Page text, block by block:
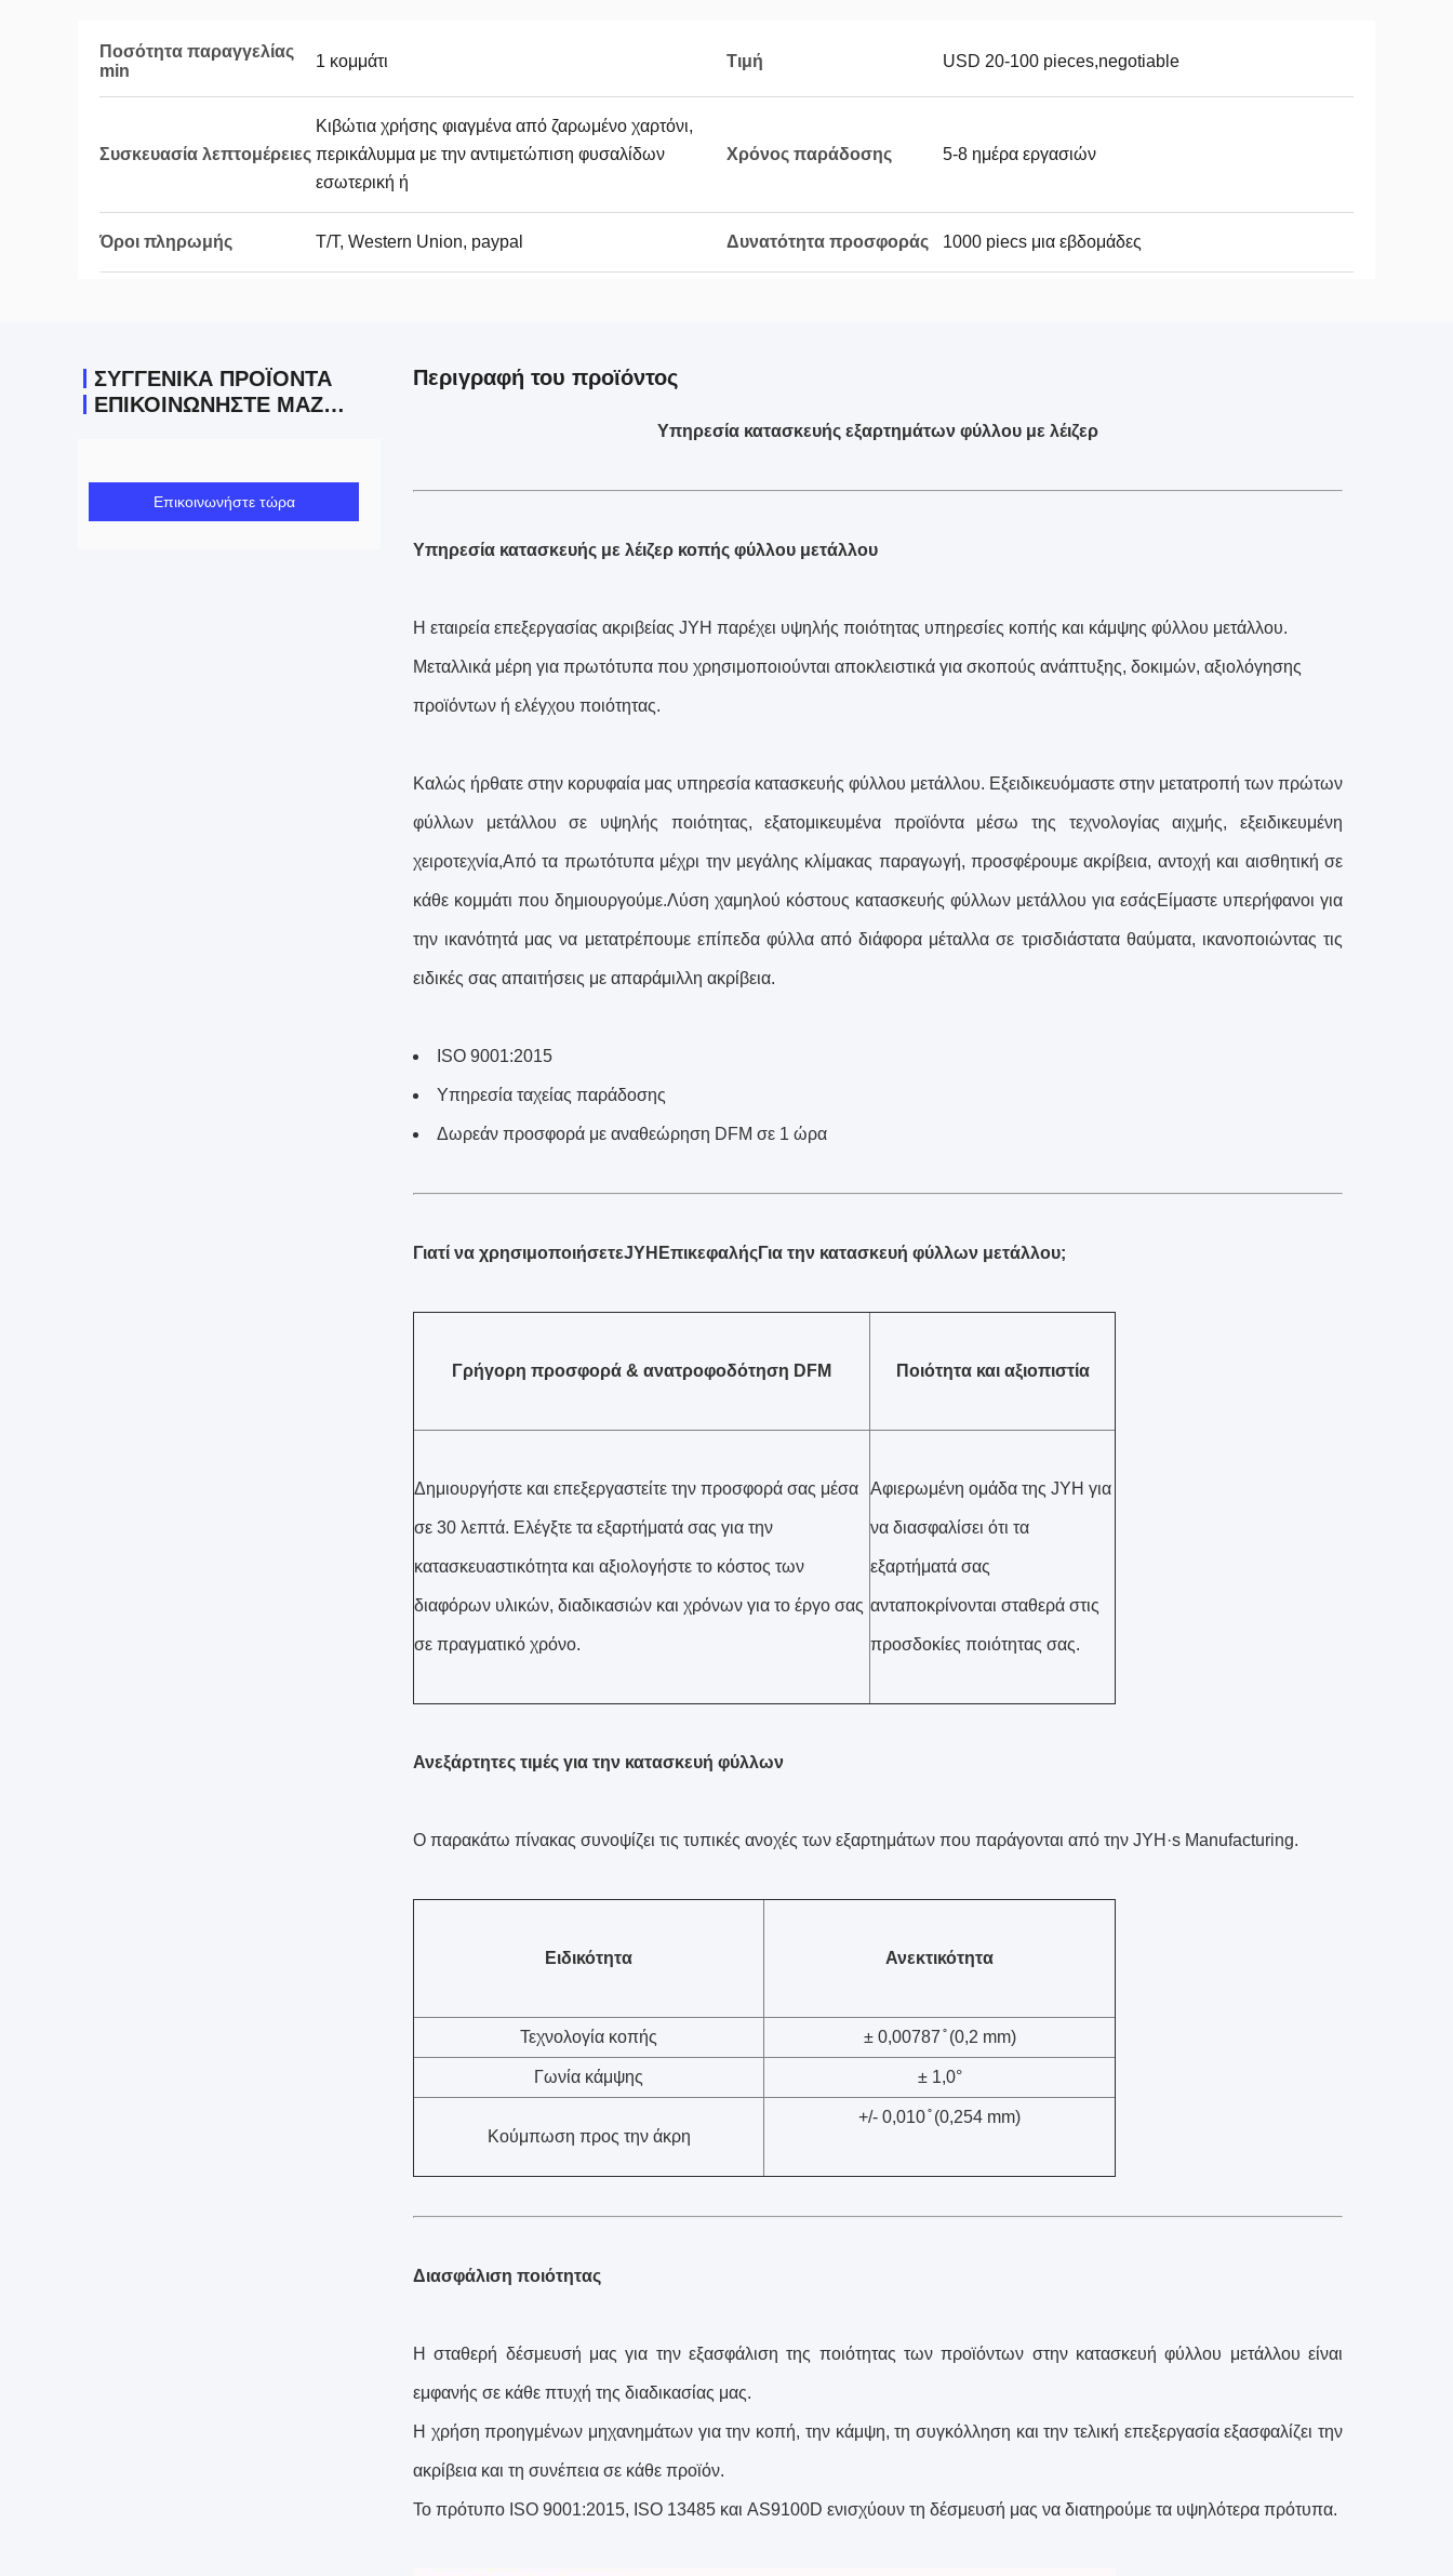
Ποσότητα παραγγελίας
min
1 κομμάτι Τιμή USD 20-100 pieces,negotiable
Συσκευασία λεπτομέρειες
Κιβώτια χρήσης φιαγμένα από ζαρωμένο χαρτόνι,
περικάλυμμα με την αντιμετώπιση φυσαλίδων
εσωτερική ή
Χρόνος παράδοσης 5-8 ημέρα εργασιών
Όροι πληρωμής Τ/Τ, Western Union, paypal Δυνατότητα προσφοράς 1000 piecs μια εβδομάδες
ΣΥΓΓΕΝΙΚΆ ΠΡΟΪΌΝΤΑ
ΕΠΙΚΟΙΝΩΝΉΣΤΕ ΜΑΖΊ ΜΑΣ
Επικοινωνήστε τώρα
Περιγραφή του προϊόντος
Υπηρεσία κατασκευής εξαρτημάτων φύλλου με λέιζερ
Υπηρεσία κατασκευής με λέιζερ κοπής φύλλου μετάλλου
Η εταιρεία επεξεργασίας ακριβείας JYH παρέχει υψηλής ποιότητας υπηρεσίες κοπής και κάμψης φύλλου μετάλλου.
Μεταλλικά μέρη για πρωτότυπα που χρησιμοποιούνται αποκλειστικά για σκοπούς ανάπτυξης, δοκιμών, αξιολόγησης
προϊόντων ή ελέγχου ποιότητας.
Καλώς ήρθατε στην κορυφαία μας υπηρεσία κατασκευής φύλλου μετάλλου. Εξειδικευόμαστε στην μετατροπή των πρώτων
φύλλων μετάλλου σε υψηλής ποιότητας, εξατομικευμένα προϊόντα μέσω της τεχνολογίας αιχμής, εξειδικευμένη
χειροτεχνία,Από τα πρωτότυπα μέχρι την μεγάλης κλίμακας παραγωγή, προσφέρουμε ακρίβεια, αντοχή και αισθητική σε
κάθε κομμάτι που δημιουργούμε.Λύση χαμηλού κόστους κατασκευής φύλλων μετάλλου για εσάςΕίμαστε υπερήφανοι για
την ικανότητά μας να μετατρέπουμε επίπεδα φύλλα από διάφορα μέταλλα σε τρισδιάστατα θαύματα, ικανοποιώντας τις
ειδικές σας απαιτήσεις με απαράμιλλη ακρίβεια.
ISO 9001:2015
Υπηρεσία ταχείας παράδοσης
Δωρεάν προσφορά με αναθεώρηση DFM σε 1 ώρα
Γιατί να χρησιμοποιήσετεJYH ΕπικεφαλήςΓια την κατασκευή φύλλων μετάλλου;
Γρήγορη προσφορά & ανατροφοδότηση DFM Ποιότητα και αξιοπιστία
Δημιουργήστε και επεξεργαστείτε την προσφορά σας μέσα
σε 30 λεπτά. Ελέγξτε τα εξαρτήματά σας για την
κατασκευαστικότητα και αξιολογήστε το κόστος των
διαφόρων υλικών, διαδικασιών και χρόνων για το έργο σας
σε πραγματικό χρόνο.
Αφιερωμένη ομάδα της JYH για
να διασφαλίσει ότι τα
εξαρτήματά σας
ανταποκρίνονται σταθερά στις
προσδοκίες ποιότητας σας.
Ανεξάρτητες τιμές για την κατασκευή φύλλων
Ο παρακάτω πίνακας συνοψίζει τις τυπικές ανοχές των εξαρτημάτων που παράγονται από την JYH·s Manufacturing.
Ειδικότητα Ανεκτικότητα
Τεχνολογία κοπής ± 0,00787 ̊ (0,2 mm)
Γωνία κάμψης ± 1,0°
Κούμπωση προς την άκρη
+/- 0,010 ̊ (0,254 mm)
Διασφάλιση ποιότητας
Η σταθερή δέσμευσή μας για την εξασφάλιση της ποιότητας των προϊόντων στην κατασκευή φύλλου μετάλλου είναι
εμφανής σε κάθε πτυχή της διαδικασίας μας.
Η χρήση προηγμένων μηχανημάτων για την κοπή, την κάμψη, τη συγκόλληση και την τελική επεξεργασία εξασφαλίζει την
ακρίβεια και τη συνέπεια σε κάθε προϊόν.
Το πρότυπο ISO 9001:2015, ISO 13485 και AS9100D ενισχύουν τη δέσμευσή μας να διατηρούμε τα υψηλότερα πρότυπα.